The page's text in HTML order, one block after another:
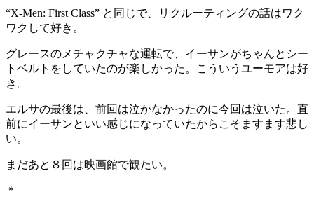
“X-Men: First Class” と同じで、リクルーティングの話はワク
ワクして好き。
グレースのメチャクチャな運転で、イーサンがちゃんとシー
トベルトをしていたのが楽しかった。こういうユーモアは好
き。
エルサの最後は、前回は泣かなかったのに今回は泣いた。直
前にイーサンといい感じになっていたからこそますます悲し
い。
まだあと８回は映画館で観たい。
＊